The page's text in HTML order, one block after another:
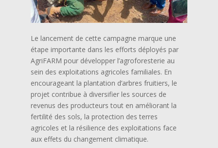
Le lancement de cette campagne marque une
étape importante dans les efforts déployés par
AgriFARM pour développer l’agroforesterie au
sein des exploitations agricoles familiales. En
encourageant la plantation d’arbres fruitiers, le
projet contribue à diversifier les sources de
revenus des producteurs tout en améliorant la
fertilité des sols, la protection des terres
agricoles et la résilience des exploitations face
aux effets du changement climatique.